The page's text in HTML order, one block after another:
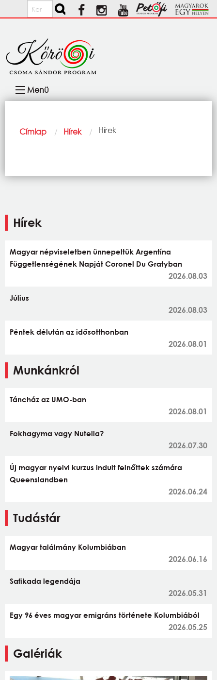
Ugrás a tartalomra
Keresés
navigáció
Menü
Morzsa
Címlap Hírek Current:
Hírek
Hírek
Magyar népviseletben ünnepeltük Argentína
Függetlenségének Napját Coronel Du Gratyban
2026.08.03
Július
2026.08.03
Péntek délután az idősotthonban
2026.08.01
Munkánkról
Táncház az UMO-ban
2026.08.01
Fokhagyma vagy Nutella?
2026.07.30
Új magyar nyelvi kurzus indult felnőttek számára
Queenslandben
2026.06.24
Tudástár
Magyar találmány Kolumbiában
2026.06.16
Safikada legendája
2026.05.31
Egy 96 éves magyar emigráns története Kolumbiából
2026.05.25
Galériák